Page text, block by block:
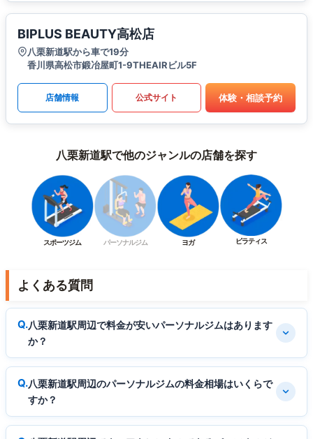
BIPLUS BEAUTY高松店
八栗新道駅から車で19分
香川県高松市鍛冶屋町1-9THEAIRビル5F
店舗情報 公式サイト 体験・相談予約
八栗新道駅で他のジャンルの店舗を探す
スポーツジム パーソナルジム ヨガ ピラティス
よくある質問
八栗新道駅周辺で料金が安いパーソナルジムはあります
か？
八栗新道駅周辺のパーソナルジムの料金相場はいくらで
すか？